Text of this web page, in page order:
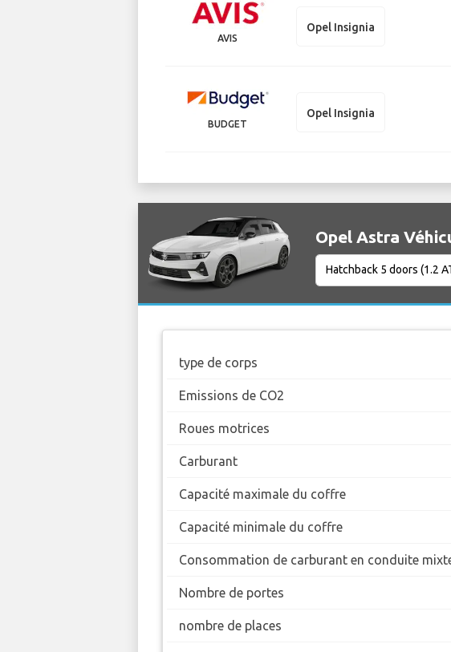
AVIS
Opel Insignia
BUDGET
Opel Insignia
Opel Astra
type de corps
Emissions de CO2
Roues motrices
Carburant
Capacité maximale du coffre
Capacité minimale du coffre
Consommation de carburant en conduite
Nombre de portes
nombre de places